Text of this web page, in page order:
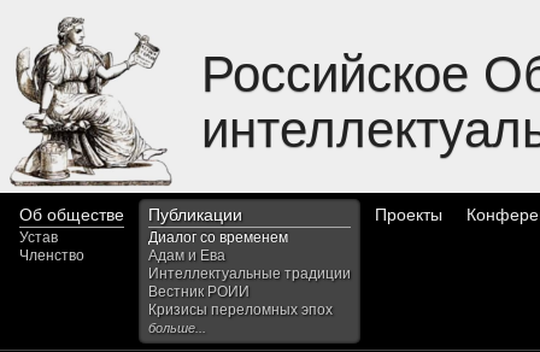
Российское
Об обществе
Устав
Членство
Публикации
Диалог со временем
Адам и Ева
Интеллектуальные традиции
Вестник РОИИ
Кризисы переломных эпох
больше...
Проекты